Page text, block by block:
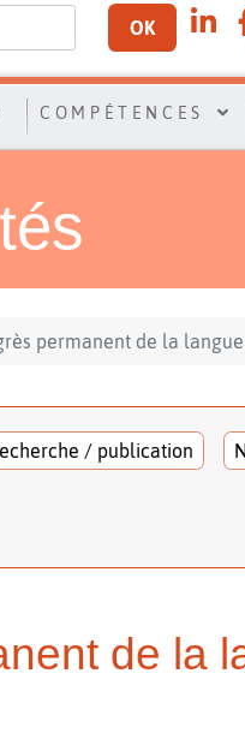
OK
COMPÉTENCES
permanent de la
/ publication
de la